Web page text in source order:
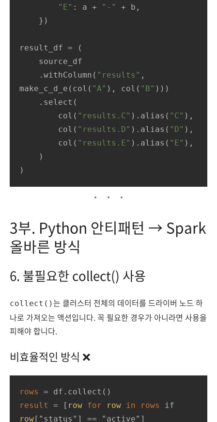
"E" : a + "-"
+ b,
result_df = (
    .withColumn(
"results" ,
make_c_d_e(col( "A" ), col( "B" )))
        col(
"results.C" ).alias( "C" ),
        col(
"results.D" ).alias( "D" ),
        col(
"results.E" ).alias( "E" ),
)
3부. Python 안티패턴 → Spark
올바른 방식
6. 불필요한 collect() 사용
collect()는 클러스터 전체의 데이터를 드라이버 노드 하
나로 가져오는 액션입니다. 꼭 필요한 경우가 아니라면 사용을
피해야 합니다.
비효율적인 방식 ❌
rows =
result
= [ row for row in rows
row["status"] == "active"]